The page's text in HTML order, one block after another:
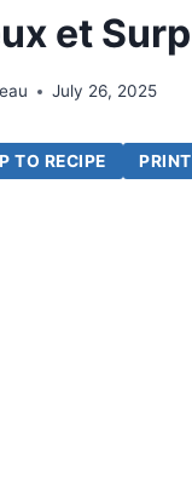
et
July 26, 2025
TO RECIPE